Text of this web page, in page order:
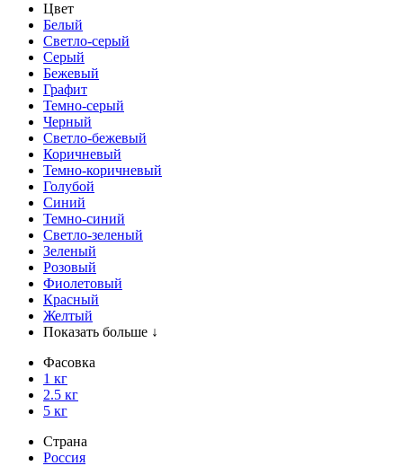
Цвет
Белый
Светло-серый
Серый
Бежевый
Графит
Темно-серый
Черный
Светло-бежевый
Коричневый
Темно-коричневый
Голубой
Синий
Темно-синий
Светло-зеленый
Зеленый
Розовый
Фиолетовый
Красный
Желтый
Показать больше ↓
Фасовка
1 кг
2.5 кг
5 кг
Страна
Россия